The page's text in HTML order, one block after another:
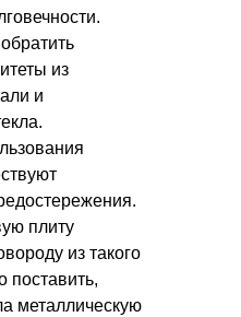
из
и
плиту
из такого
поставить,
металлическую